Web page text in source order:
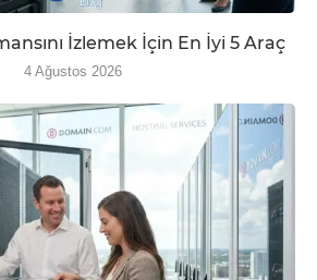
İzlemek İçin En İyi 5 Araç
4 Ağustos 2026